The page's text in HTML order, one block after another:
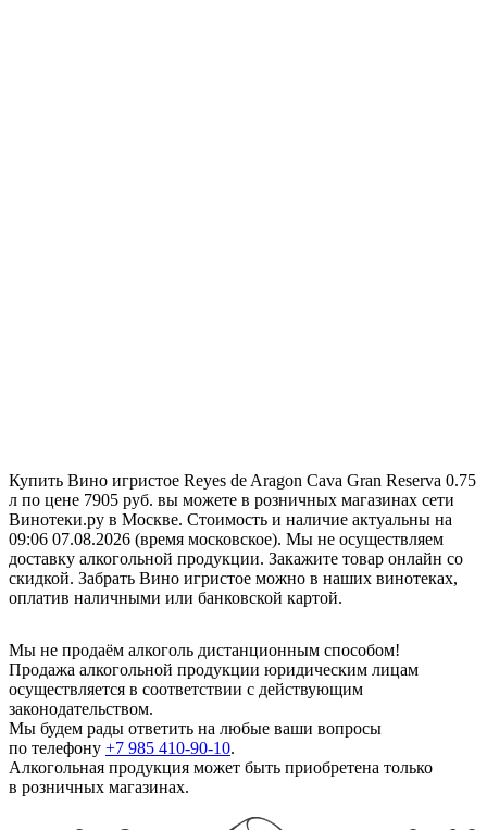
Купить Вино игристое Reyes de Aragon Cava Gran Reserva 0.75
л по цене 7905 руб. вы можете в розничных магазинах сети
Винотеки.ру в Москве. Стоимость и наличие актуальны на
09:06 07.08.2026 (время московское). Мы не осуществляем
доставку алкогольной продукции. Закажите товар онлайн со
скидкой. Забрать Вино игристое можно в наших винотеках,
оплатив наличными или банковской картой.
Мы не продаём алкоголь дистанционным способом!
Продажа алкогольной продукции юридическим лицам
осуществляется в соответствии с действующим
законодательством.
Мы будем рады ответить на любые ваши вопросы
по телефону +7 985 410-90-10.
Алкогольная продукция может быть приобретена только
в розничных магазинах.